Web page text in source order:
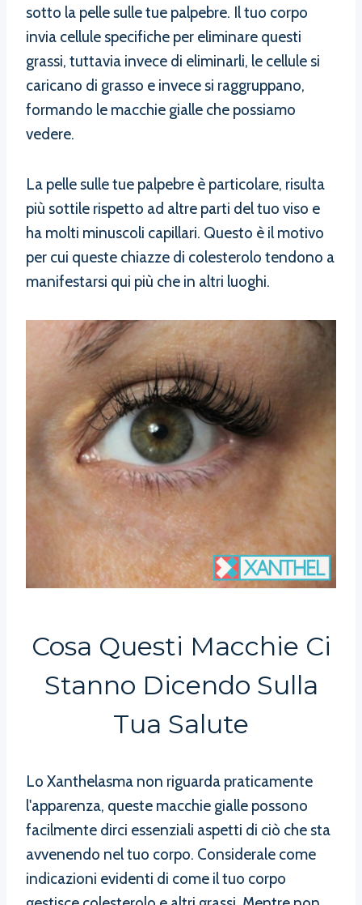
sotto la pelle sulle tue palpebre. Il tuo corpo
invia cellule specifiche per eliminare questi
grassi, tuttavia invece di eliminarli, le cellule si
caricano di grasso e invece si raggruppano,
formando le macchie gialle che possiamo
vedere.
La pelle sulle tue palpebre è particolare, risulta
più sottile rispetto ad altre parti del tuo viso e
ha molti minuscoli capillari. Questo è il motivo
per cui queste chiazze di colesterolo tendono a
manifestarsi qui più che in altri luoghi.
Cosa Questi Macchie Ci
Stanno Dicendo Sulla
Tua Salute
Lo Xanthelasma non riguarda praticamente
l'apparenza, queste macchie gialle possono
facilmente dirci essenziali aspetti di ciò che sta
avvenendo nel tuo corpo. Considerale come
indicazioni evidenti di come il tuo corpo